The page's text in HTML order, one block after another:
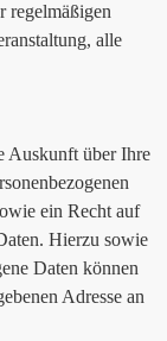
regelmäßigen
alle
Auskunft über Ihre
ein Recht auf
Hierzu sowie
Daten können
Adresse an